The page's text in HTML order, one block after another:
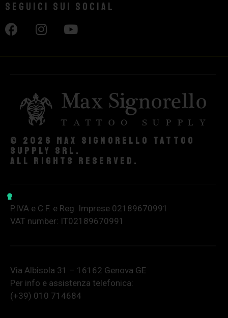
Seguici sui social
© 2026 Max Signorello Tattoo
supply srl.
All rights reserved.
P.IVA e C.F. e Reg. Imprese 02189670991
VAT number: IT02189670991
Via Albisola 31 – 16162 Genova GE
Per info e assistenza telefonica:
(+39) 010 714684